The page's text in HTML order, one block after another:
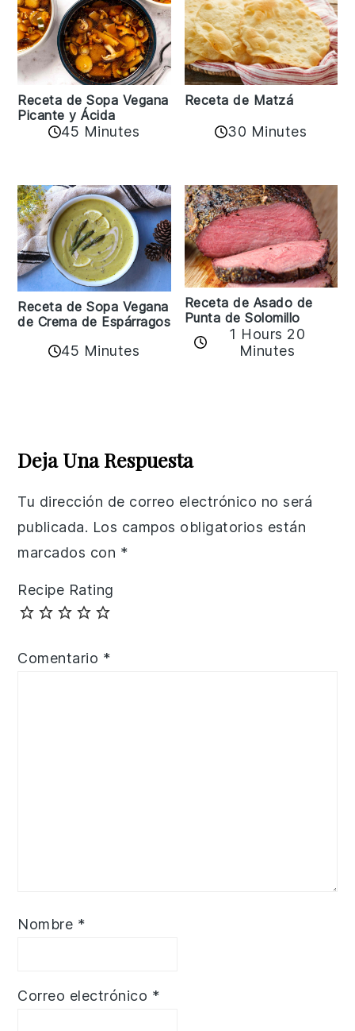
Receta de Sopa Vegana
Picante y Ácida
45 Minutes
Receta de Matzá
30 Minutes
Receta de Sopa Vegana
de Crema de Espárragos
45 Minutes
Receta de Asado de
Punta de Solomillo
1 Hours 20
Minutes
Interactions
Deja Una Respuesta
Tu dirección de correo electrónico no será
publicada. Los campos obligatorios están
marcados con *
Recipe Rating
Comentario *
Nombre *
Correo electrónico *